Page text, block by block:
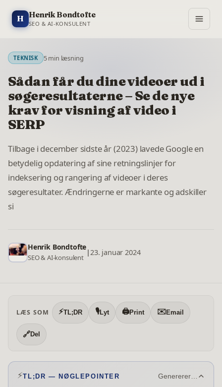
H Henrik Bondtofte
SEO & AI-KONSULENT
TEKNISK 5min læsning
Sådan får du dine videoer ud i
søgeresultaterne – Se de nye
krav for visning af video i
SERP
Tilbage i december sidste år (2023) lavede Google en
betydelig opdatering af sine retningslinjer for
indeksering og rangering af videoer i deres
søgeresultater. Ændringerne er markante og adskiller
si
Henrik Bondtofte
SEO & AI-konsulent
|23. januar 2024
LÆS SOM ⚡TL;DR 🎙️Lyt 🖨️Print ✉️Email
🔗Del
⚡TL;DR — NØGLEPOINTER Genererer…